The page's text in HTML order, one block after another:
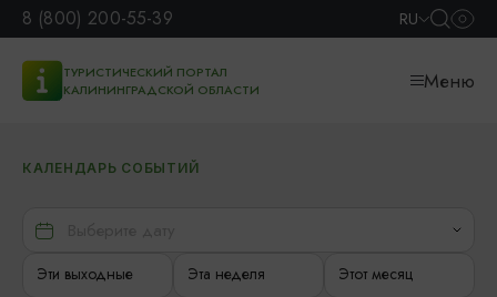
8 (800) 200-55-39 RU
ТУРИСТИЧЕСКИЙ ПОРТАЛ
КАЛИНИНГРАДСКОЙ ОБЛАСТИ
Меню
КАЛЕНДАРЬ СОБЫТИЙ
Эти выходные Эта неделя Этот месяц